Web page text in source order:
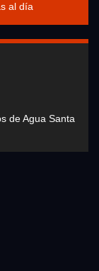
al día
de Agua Santa